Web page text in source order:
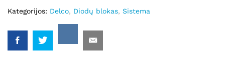
Kategorijos: Delco, Diodų blokas, Sistema